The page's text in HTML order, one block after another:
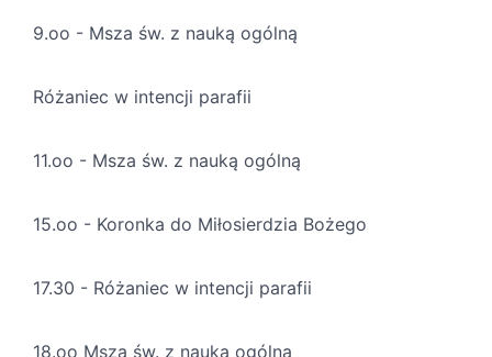
9.oo - Msza św. z nauką ogólną
Różaniec w intencji parafii
11.oo - Msza św. z nauką ogólną
15.oo - Koronka do Miłosierdzia Bożego
17.30 - Różaniec w intencji parafii
18.oo Msza św. z nauką ogólną